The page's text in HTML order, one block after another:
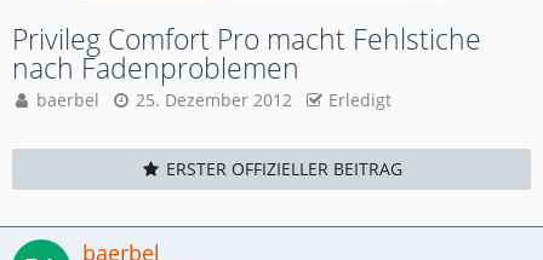
Privileg Comfort Pro macht Fehlstiche
nach Fadenproblemen
baerbel 25. Dezember 2012 Erledigt
ERSTER OFFIZIELLER BEITRAG
baerbel